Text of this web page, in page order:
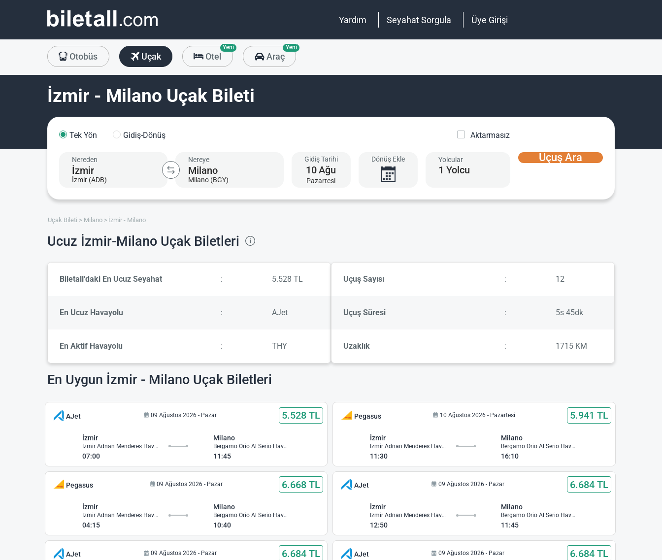
Yardım Seyahat Sorgula Üye Girişi
Otobüs Uçak Otel
Yeni
Araç
Yeni
İzmir - Milano Uçak Bileti
Tek Yön Gidiş-Dönüş Aktarmasız
Nereden
İzmir (ADB)
Nereye
Milano (BGY)
Gidiş Tarihi
10Ağu
Pazartesi
Dönüş Ekle Yolcular
1 Yolcu
Uçuş Ara
Uçak Bileti Milano İzmir - Milano
Ucuz İzmir-Milano Uçak Biletleri
Biletall'daki En Ucuz Seyahat : 5.528 TL
En Ucuz Havayolu : AJet
En Aktif Havayolu : THY
Uçuş Sayısı : 12
Uçuş Süresi : 5s 45dk
Uzaklık : 1715 KM
En Uygun İzmir - Milano Uçak Biletleri
AJet 09 Ağustos 2026 - Pazar 5.528 TL
İzmir
İzmir Adnan Menderes Havalimanı
07:00
Milano
Bergamo Orio Al Serio Havalimanı
11:45
Pegasus 10 Ağustos 2026 - Pazartesi 5.941 TL
İzmir
İzmir Adnan Menderes Havalimanı
11:30
Milano
Bergamo Orio Al Serio Havalimanı
16:10
Pegasus 09 Ağustos 2026 - Pazar 6.668 TL
İzmir
İzmir Adnan Menderes Havalimanı
04:15
Milano
Bergamo Orio Al Serio Havalimanı
10:40
AJet 09 Ağustos 2026 - Pazar 6.684 TL
İzmir
İzmir Adnan Menderes Havalimanı
12:50
Milano
Bergamo Orio Al Serio Havalimanı
11:45
AJet 09 Ağustos 2026 - Pazar 6.684 TL AJet 09 Ağustos 2026 - Pazar 6.684 TL